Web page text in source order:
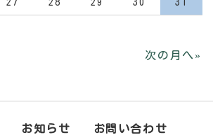
27 28 29 30 31
お知らせ
お問い合わせ